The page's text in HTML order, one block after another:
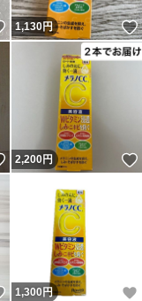
いいね！
1,130円
いいね！
2,200円
いいね！
1,300 円